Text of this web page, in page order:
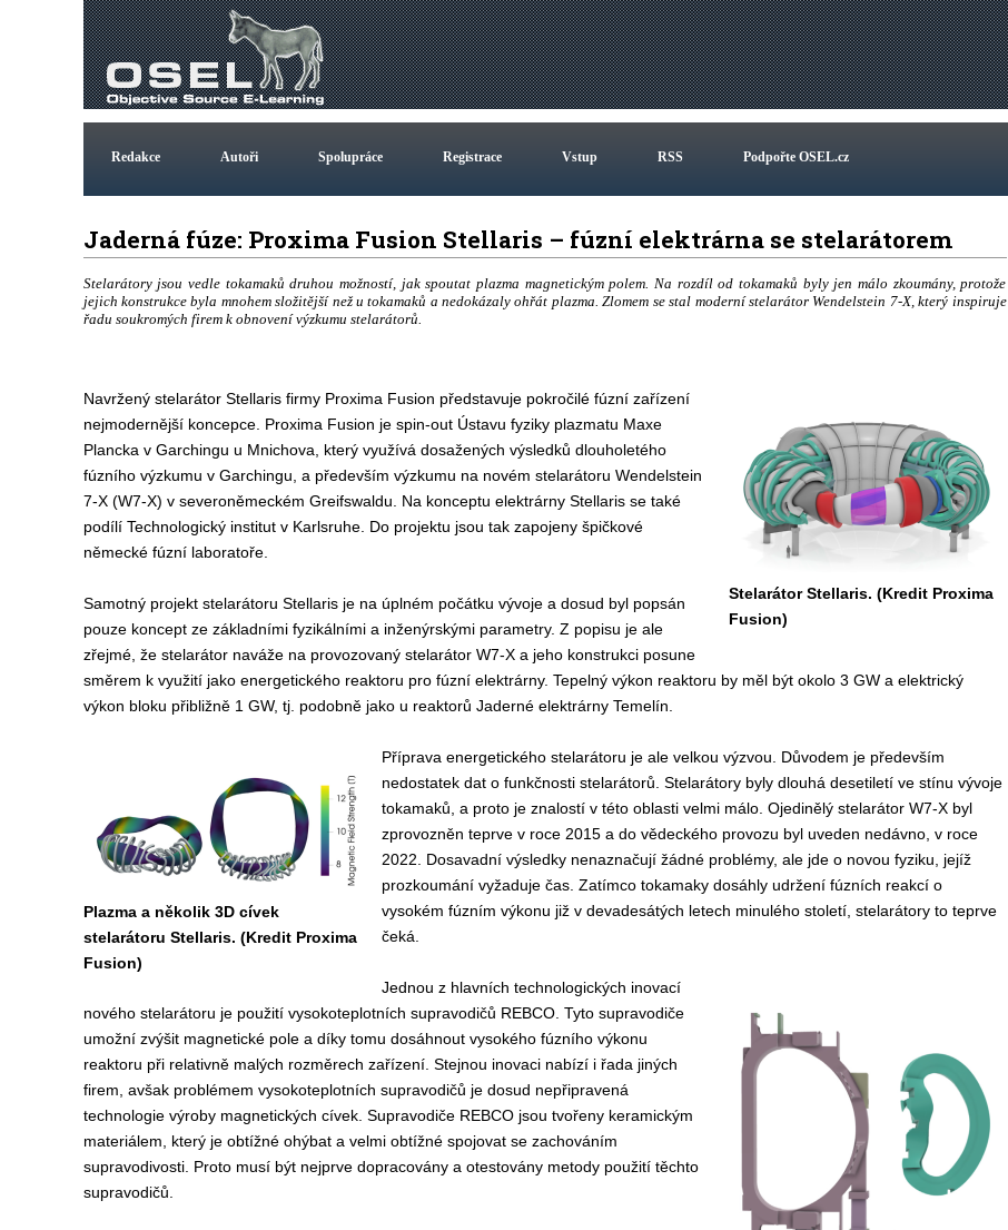
Redakce Autoři Spolupráce Registrace Vstup RSS Podpořte OSEL.cz
Jaderná fúze: Proxima Fusion Stellaris – fúzní elektrárna se stelarátorem
Stelarátory jsou vedle tokamaků druhou možností, jak spoutat plazma magnetickým polem. Na rozdíl od tokamaků byly jen málo zkoumány, protože
jejich konstrukce byla mnohem složitější než u tokamaků a nedokázaly ohřát plazma. Zlomem se stal moderní stelarátor Wendelstein 7-X, který inspiruje
řadu soukromých firem k obnovení výzkumu stelarátorů.
Stelarátor Stellaris. (Kredit Proxima
Fusion)
Navržený stelarátor Stellaris firmy Proxima Fusion představuje pokročilé fúzní zařízení
nejmodernější koncepce. Proxima Fusion je spin-out Ústavu fyziky plazmatu Maxe
Plancka v Garchingu u Mnichova, který využívá dosažených výsledků dlouholetého
fúzního výzkumu v Garchingu, a především výzkumu na novém stelarátoru Wendelstein
7-X (W7-X) v severoněmeckém Greifswaldu. Na konceptu elektrárny Stellaris se také
podílí Technologický institut v Karlsruhe. Do projektu jsou tak zapojeny špičkové
německé fúzní laboratoře.
Samotný projekt stelarátoru Stellaris je na úplném počátku vývoje a dosud byl popsán
pouze koncept ze základními fyzikálními a inženýrskými parametry. Z popisu je ale
zřejmé, že stelarátor naváže na provozovaný stelarátor W7-X a jeho konstrukci posune
směrem k využití jako energetického reaktoru pro fúzní elektrárny. Tepelný výkon reaktoru by měl být okolo 3 GW a elektrický
výkon bloku přibližně 1 GW, tj. podobně jako u reaktorů Jaderné elektrárny Temelín.
Plazma a několik 3D cívek
stelarátoru Stellaris. (Kredit Proxima
Fusion)
Příprava energetického stelarátoru je ale velkou výzvou. Důvodem je především
nedostatek dat o funkčnosti stelarátorů. Stelarátory byly dlouhá desetiletí ve stínu vývoje
tokamaků, a proto je znalostí v této oblasti velmi málo. Ojedinělý stelarátor W7-X byl
zprovozněn teprve v roce 2015 a do vědeckého provozu byl uveden nedávno, v roce
2022. Dosavadní výsledky nenaznačují žádné problémy, ale jde o novou fyziku, jejíž
prozkoumání vyžaduje čas. Zatímco tokamaky dosáhly udržení fúzních reakcí o
vysokém fúzním výkonu již v devadesátých letech minulého století, stelarátory to teprve
čeká.
Jednou z hlavních technologických inovací
nového stelarátoru je použití vysokoteplotních supravodičů REBCO. Tyto supravodiče
umožní zvýšit magnetické pole a díky tomu dosáhnout vysokého fúzního výkonu
reaktoru při relativně malých rozměrech zařízení. Stejnou inovaci nabízí i řada jiných
firem, avšak problémem vysokoteplotních supravodičů je dosud nepřipravená
technologie výroby magnetických cívek. Supravodiče REBCO jsou tvořeny keramickým
materiálem, který je obtížné ohýbat a velmi obtížné spojovat se zachováním
supravodivosti. Proto musí být nejprve dopracovány a otestovány metody použití těchto
supravodičů.